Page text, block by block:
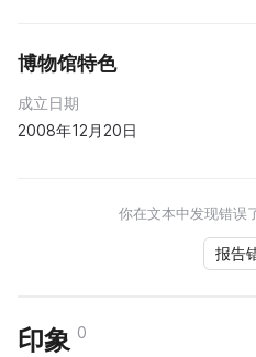
博物馆特色
成立日期
2008年12月20日
你在文本中发现错误
报告
印象 0